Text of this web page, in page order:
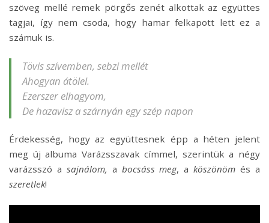
szöveg mellé remek pörgős zenét alkottak az együttes
tagjai, így nem csoda, hogy hamar felkapott lett ez a
számuk is.
Tövis szívemben, sebzi mellét
Ahogyan átölel.
Ezerszer elhagyom,
De hazavisz a szárnyán egy szép napon
Érdekesség, hogy az együttesnek épp a héten jelent
meg új albuma Varázsszavak címmel, szerintük a négy
varázsszó a sajnálom, a bocsáss meg, aköszönöm és a
szeretlek!